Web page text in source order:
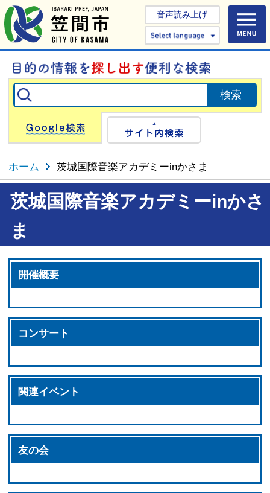
音声読み上げ
Select
Google検索
ホーム 茨城国際音楽アカデミーinかさま
茨城国際音楽アカデミーinかさ
ま
開催概要
コンサート
関連イベント
友の会